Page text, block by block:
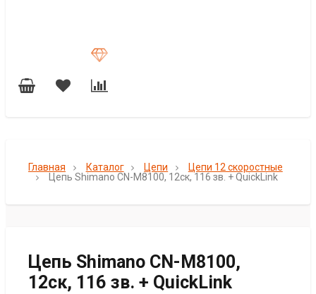
Главная Каталог Цепи
Цепи 12 скоростные
Цепь Shimano CN-M8100, 12ск, 116 зв. + QuickLink
Цепь Shimano CN-M8100,
12ск, 116 зв. + QuickLink